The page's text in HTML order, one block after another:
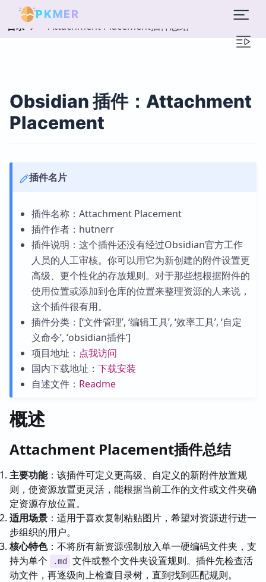
PKMER
目录 Attachment Placement插件总结
Obsidian 插件：Attachment
Placement
插件名片
插件名称：Attachment Placement
插件作者：hutnerr
插件说明：这个插件还没有经过Obsidian官方工作
人员的人工审核。你可以用它为新创建的附件设置更
高级、更个性化的存放规则。对于那些想根据附件的
使用位置或添加到仓库的位置来整理资源的人来说，
这个插件很有用。
插件分类：[‘文件管理’, ‘编辑工具’, ‘效率工具’, ‘自定
义命令’, ‘obsidian插件’]
项目地址： 点我访问
国内下载地址： 下载安装
自述文件： Readme
概述
Attachment Placement插件总结
主要功能：该插件可定义更高级、自定义的新附件放置规
则，使资源放置更灵活，能根据当前工作的文件或文件夹确
定资源存放位置。
适用场景 ：适用于喜欢复制粘贴图片，希望对资源进行进一
步组织的用户。
核心特色：不将所有新资源强制放入单一硬编码文件夹，支
持为单个
.md
文件或整个文件夹设置规则。插件先检查活
动文件，再逐级向上检查目录树，直到找到匹配规则。